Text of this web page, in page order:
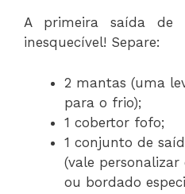
A primeira saída de
inesquecível! Separe:
2 mantas (uma
para o frio);
1 cobertor fofo;
1 conjunto de
(vale
ou bordado